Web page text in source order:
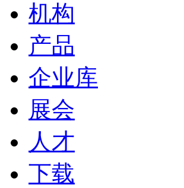
机构
产品
企业库
展会
人才
下载